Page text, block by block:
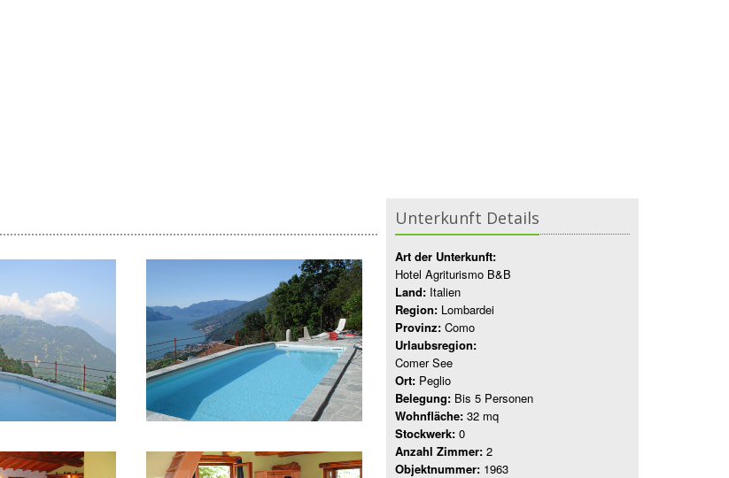
Unterkunft Details
Art der Unterkunft:
Hotel Agriturismo B&B
Land: Italien
Region: Lombardei
Provinz: Como
Urlaubsregion:
Comer See
Ort: Peglio
Belegung: Bis 5 Personen
Wohnfläche: 32 mq
Stockwerk: 0
Anzahl Zimmer: 2
Objektnummer: 1963